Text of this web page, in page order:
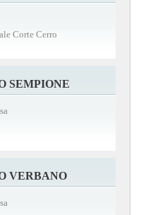
Corte Cerro
SEMPIONE
VERBANO